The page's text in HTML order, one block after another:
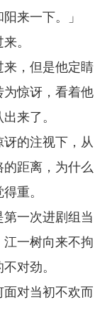
来一下。」
。
，但是他定睛
惊讶，看着他
来了。
的注视下，从
距离，为什么
重。
第一次进剧组当
一树向来不拘
对劲。
对当初不欢而